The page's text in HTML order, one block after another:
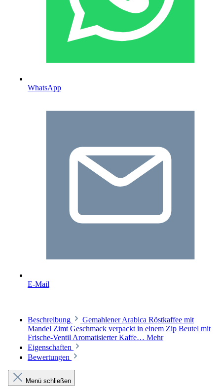
WhatsApp
E-Mail
Beschreibung
Gemahlener Arabica Röstkaffee mit
Mandel Zimt Geschmack verpackt in einem Zip Beutel mit
Frische-Ventil Aromatisierter Kaffe… Mehr
Eigenschaften
Bewertungen
Menü schließen